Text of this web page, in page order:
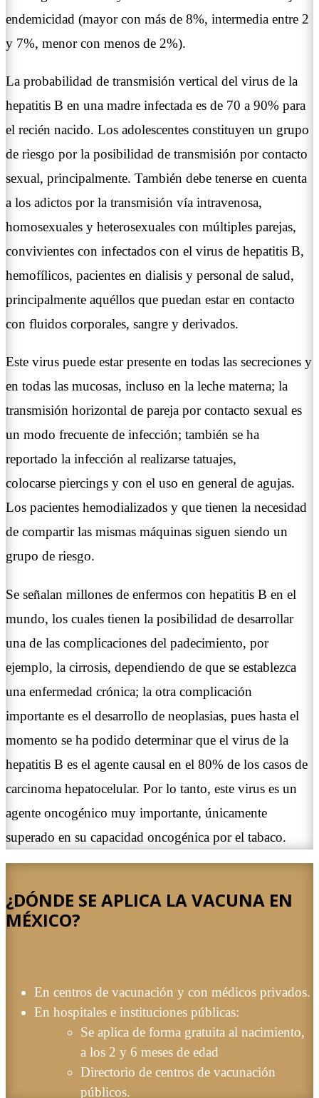
endemicidad (mayor con más de 8%, intermedia entre 2
y 7%, menor con menos de 2%).
La probabilidad de transmisión vertical del virus de la
hepatitis B en una madre infectada es de 70 a 90% para
el recién nacido. Los adolescentes constituyen un grupo
de riesgo por la posibilidad de transmisión por contacto
sexual, principalmente. También debe tenerse en cuenta
a los adictos por la transmisión vía intravenosa,
homosexuales y heterosexuales con múltiples parejas,
convivientes con infectados con el virus de hepatitis B,
hemofílicos, pacientes en dialisis y personal de salud,
principalmente aquéllos que puedan estar en contacto
con fluidos corporales, sangre y derivados.
Este virus puede estar presente en todas las secreciones y
en todas las mucosas, incluso en la leche materna; la
transmisión horizontal de pareja por contacto sexual es
un modo frecuente de infección; también se ha
reportado la infección al realizarse tatuajes,
colocarse piercings y con el uso en general de agujas.
Los pacientes hemodializados y que tienen la necesidad
de compartir las mismas máquinas siguen siendo un
grupo de riesgo.
Se señalan millones de enfermos con hepatitis B en el
mundo, los cuales tienen la posibilidad de desarrollar
una de las complicaciones del padecimiento, por
ejemplo, la cirrosis, dependiendo de que se establezca
una enfermedad crónica; la otra complicación
importante es el desarrollo de neoplasias, pues hasta el
momento se ha podido determinar que el virus de la
hepatitis B es el agente causal en el 80% de los casos de
carcinoma hepatocelular. Por lo tanto, este virus es un
agente oncogénico muy importante, únicamente
superado en su capacidad oncogénica por el tabaco.
¿DÓNDE SE APLICA LA VACUNA EN
MÉXICO?
En centros de vacunación y con médicos privados.
En hospitales e instituciones públicas:
Se aplica de forma gratuita al nacimiento,
a los 2 y 6 meses de edad
Directorio de centros de vacunación
públicos.